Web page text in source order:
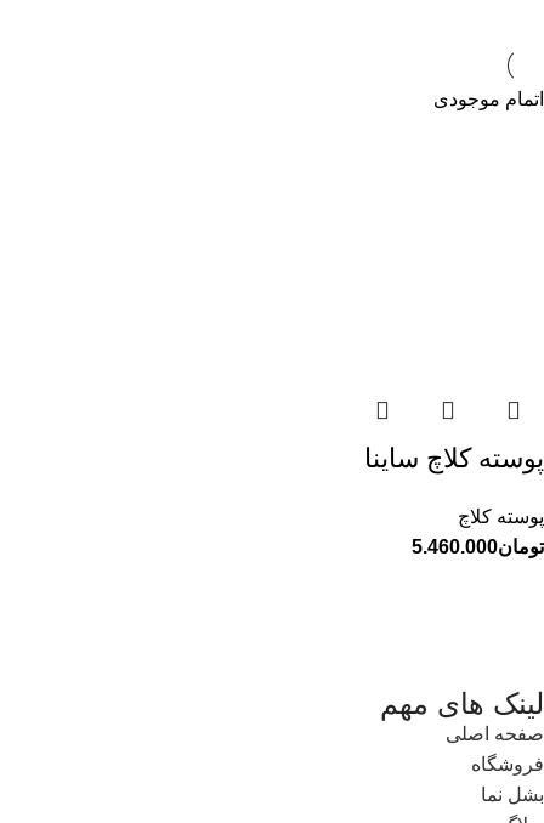
اتمام موجودی
پوسته کلاچ ساینا
پوسته کلاچ
تومان5.460.000
لینک های مهم
صفحه اصلی
فروشگاه
بشل نما